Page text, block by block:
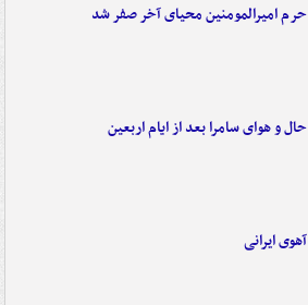
حرم امیرالمومنین محیای آخر صفر شد
حال و هوای سامرا بعد از ایام اربعین
آهوی ایرانی